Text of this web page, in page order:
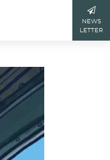
NEWS
LETTER